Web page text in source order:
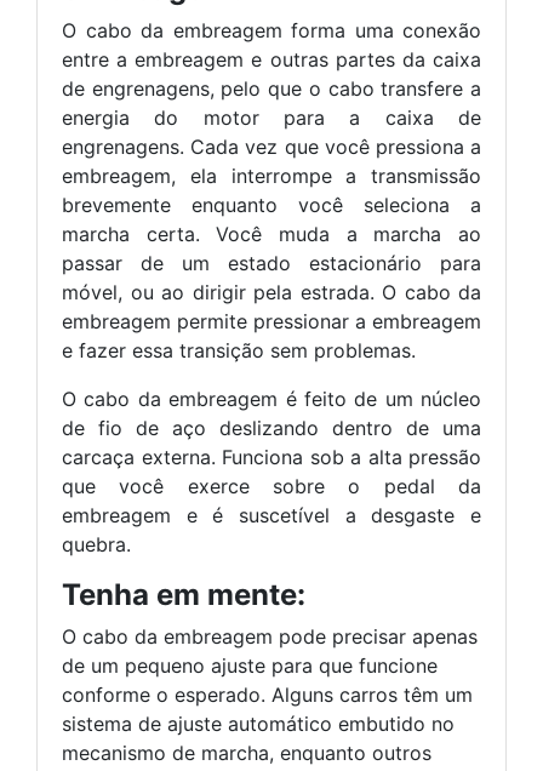
O cabo da embreagem forma uma conexão
entre a embreagem e outras partes da caixa
de engrenagens, pelo que o cabo transfere a
energia do motor para a caixa de
engrenagens. Cada vez que você pressiona a
embreagem, ela interrompe a transmissão
brevemente enquanto você seleciona a
marcha certa. Você muda a marcha ao
passar de um estado estacionário para
móvel, ou ao dirigir pela estrada. O cabo da
embreagem permite pressionar a embreagem
e fazer essa transição sem problemas.
O cabo da embreagem é feito de um núcleo
de fio de aço deslizando dentro de uma
carcaça externa. Funciona sob a alta pressão
que você exerce sobre o pedal da
embreagem e é suscetível a desgaste e
quebra.
Tenha em mente:
O cabo da embreagem pode precisar apenas
de um pequeno ajuste para que funcione
conforme o esperado. Alguns carros têm um
sistema de ajuste automático embutido no
mecanismo de marcha, enquanto outros